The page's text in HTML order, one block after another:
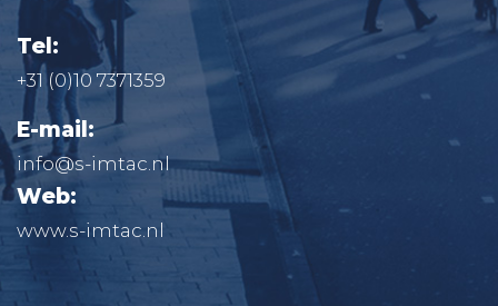
Tel:
+31 (0)10 7371359
E-mail:
info@s-imtac.nl
Web:
www.s-imtac.nl